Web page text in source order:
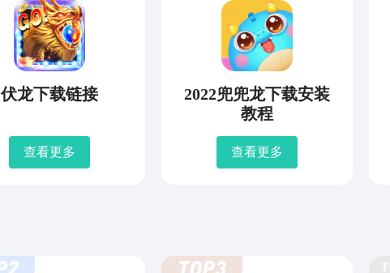
伏龙下载链接
查看更多
2022兜兜龙下载安装
教程
查看更多